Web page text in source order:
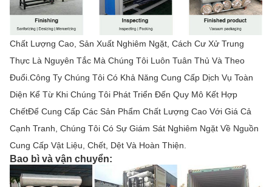
Chất Lượng Cao, Sản Xuất Nghiêm Ngặt, Cách Cư Xử Trung
Thực Là Nguyên Tắc Mà Chúng Tôi Luôn Tuân Thủ Và Theo
Đuổi.Công Ty Chúng Tôi Có Khả Năng Cung Cấp Dịch Vụ Toàn
Diện Kể Từ Khi Chúng Tôi Phát Triển Đến Quy Mô Kết Hợp
ChếtĐể Cung Cấp Các Sản Phẩm Chất Lượng Cao Với Giá Cả
Cạnh Tranh, Chúng Tôi Có Sự Giám Sát Nghiêm Ngặt Về Nguồn
Cung Cấp Vật Liệu, Chết, Dệt Và Hoàn Thiện.
Bao bì và vận chuyển: